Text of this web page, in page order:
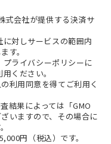
式会社が提供する決済サ
に対しサービスの範囲内
す。
プライバシーポリシーに
ください。
利用同意を得てご利用く
結果によっては「GMO
いますので、その場合に
円（税込）です。